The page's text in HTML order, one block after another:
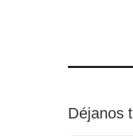
Déjanos